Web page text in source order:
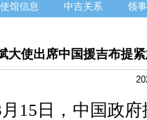
使馆信息 中吉关系 领
大使出席中国援吉布提
月15日，中国政